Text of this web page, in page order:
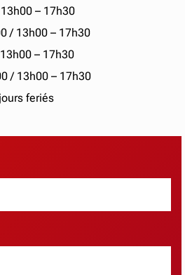
– 17h30
/ 13h00 – 17h30
– 17h30
/ 13h00 – 17h30
feriés